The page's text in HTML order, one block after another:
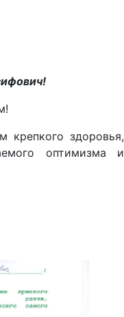
здоровья,
оптимизма и
РАН